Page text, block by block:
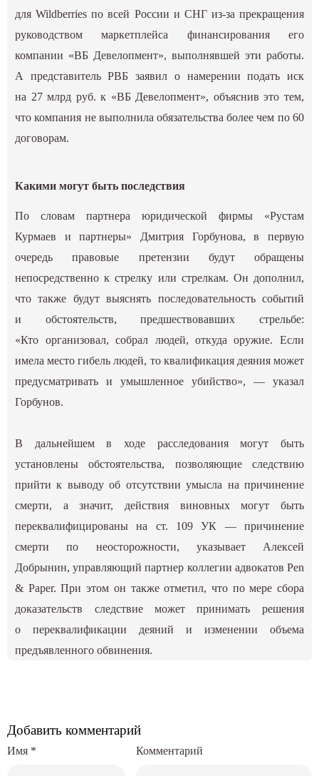
для Wildberries по всей России и СНГ из-за прекращения
руководством маркетплейса финансирования его
компании «ВБ Девелопмент», выполнявшей эти работы.
А представитель РВБ заявил о намерении подать иск
на 27 млрд руб. к «ВБ Девелопмент», объяснив это тем,
что компания не выполнила обязательства более чем по 60
договорам.
Какими могут быть последствия
По словам партнера юридической фирмы «Рустам
Курмаев и партнеры» Дмитрия Горбунова, в первую
очередь правовые претензии будут обращены
непосредственно к стрелку или стрелкам. Он дополнил,
что также будут выяснять последовательность событий
и обстоятельств, предшествовавших стрельбе:
«Кто организовал, собрал людей, откуда оружие. Если
имела место гибель людей, то квалификация деяния может
предусматривать и умышленное убийство», — указал
Горбунов.
В дальнейшем в ходе расследования могут быть
установлены обстоятельства, позволяющие следствию
прийти к выводу об отсутствии умысла на причинение
смерти, а значит, действия виновных могут быть
переквалифицированы на ст. 109 УК — причинение
смерти по неосторожности, указывает Алексей
Добрынин, управляющий партнер коллегии адвокатов Pen
& Paper. При этом он также отметил, что по мере сбора
доказательств следствие может принимать решения
о переквалификации деяний и изменении объема
предъявленного обвинения.
Добавить комментарий
Комментарий
Имя *